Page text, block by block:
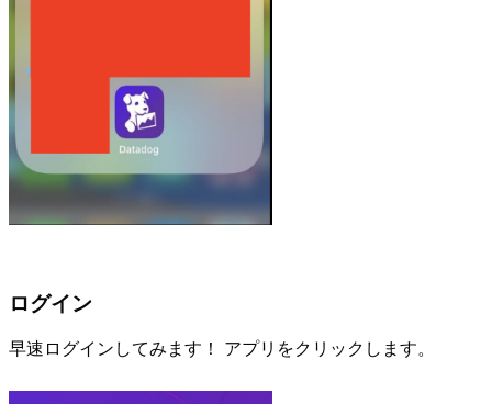
ログイン
早速ログインしてみます！ アプリをクリックします。